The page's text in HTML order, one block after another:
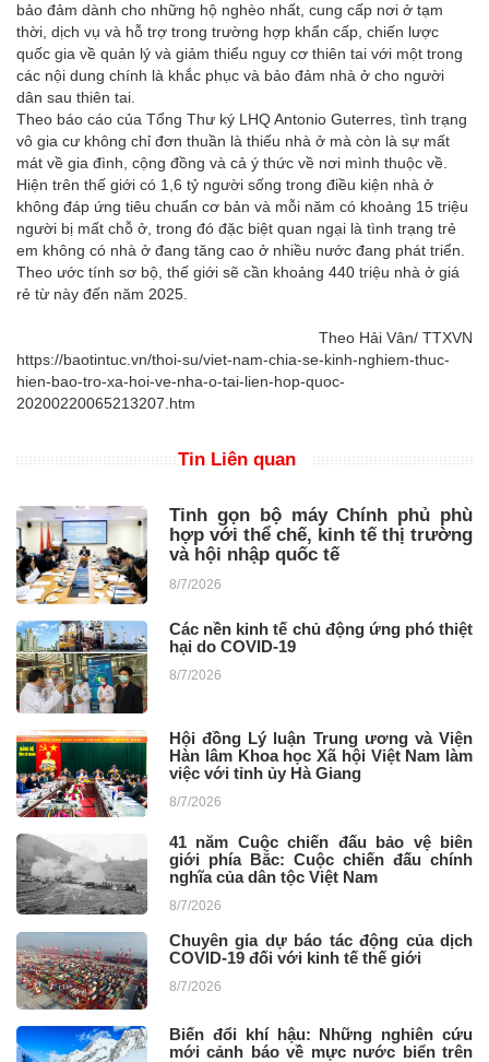
bảo đảm dành cho những hộ nghèo nhất, cung cấp nơi ở tạm
thời, dịch vụ và hỗ trợ trong trường hợp khẩn cấp, chiến lược
quốc gia về quản lý và giảm thiểu nguy cơ thiên tai với một trong
các nội dung chính là khắc phục và bảo đảm nhà ở cho người
dân sau thiên tai.
Theo báo cáo của Tổng Thư ký LHQ Antonio Guterres, tình trạng
vô gia cư không chỉ đơn thuần là thiếu nhà ở mà còn là sự mất
mát về gia đình, cộng đồng và cả ý thức về nơi mình thuộc về.
Hiện trên thế giới có 1,6 tỷ người sống trong điều kiện nhà ở
không đáp ứng tiêu chuẩn cơ bản và mỗi năm có khoảng 15 triệu
người bị mất chỗ ở, trong đó đặc biệt quan ngại là tình trạng trẻ
em không có nhà ở đang tăng cao ở nhiều nước đang phát triển.
Theo ước tính sơ bộ, thế giới sẽ cần khoảng 440 triệu nhà ở giá
rẻ từ này đến năm 2025.
Theo Hải Vân/ TTXVN
https://baotintuc.vn/thoi-su/viet-nam-chia-se-kinh-nghiem-thuc-
hien-bao-tro-xa-hoi-ve-nha-o-tai-lien-hop-quoc-
20200220065213207.htm
Tin Liên quan
Tinh gọn bộ máy Chính phủ phù
hợp với thể chế, kinh tế thị trường
và hội nhập quốc tế
8/7/2026
Các nền kinh tế chủ động ứng phó thiệt
hại do COVID-19
8/7/2026
Hội đồng Lý luận Trung ương và Viện
Hàn lâm Khoa học Xã hội Việt Nam làm
việc với tỉnh ủy Hà Giang
8/7/2026
41 năm Cuộc chiến đấu bảo vệ biên
giới phía Bắc: Cuộc chiến đấu chính
nghĩa của dân tộc Việt Nam
8/7/2026
Chuyên gia dự báo tác động của dịch
COVID-19 đối với kinh tế thế giới
8/7/2026
Biến đổi khí hậu: Những nghiên cứu
mới cảnh báo về mực nước biển trên